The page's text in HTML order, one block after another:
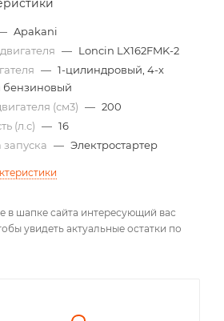
Apakani
— Loncin LX162FMK-2
— 1-цилиндровый, 4-х
бензиновый
(см3) — 200
(л.с) — 16
запуска — Электростартер
в шапке сайта интересующий вас
увидеть актуальные остатки по